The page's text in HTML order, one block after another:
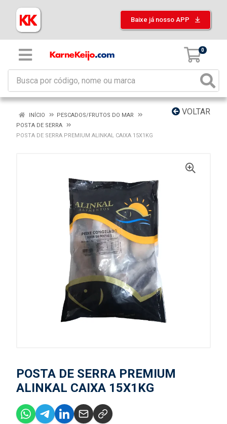
Baixe já nosso APP
0
VOLTAR
INÍCIO
PESCADOS/FRUTOS DO MAR
POSTA DE SERRA
POSTA DE SERRA PREMIUM ALINKAL CAIXA 15X1KG
POSTA DE SERRA PREMIUM
ALINKAL CAIXA 15X1KG